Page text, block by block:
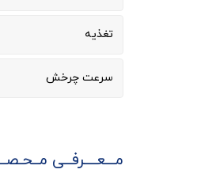
تغذیه
سرعت چرخش
مـــعــــرفــی